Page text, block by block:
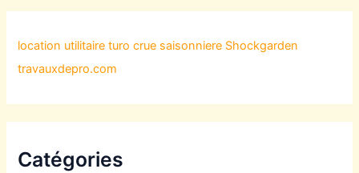
location utilitaire turo crue saisonniere Shockgarden
travauxdepro.com
Catégories